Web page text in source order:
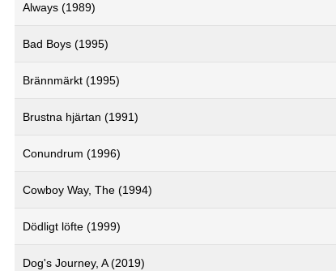
Always (1989)
Bad Boys (1995)
Brännmärkt (1995)
Brustna hjärtan (1991)
Conundrum (1996)
Cowboy Way, The (1994)
Dödligt löfte (1999)
Dog's Journey, A (2019)